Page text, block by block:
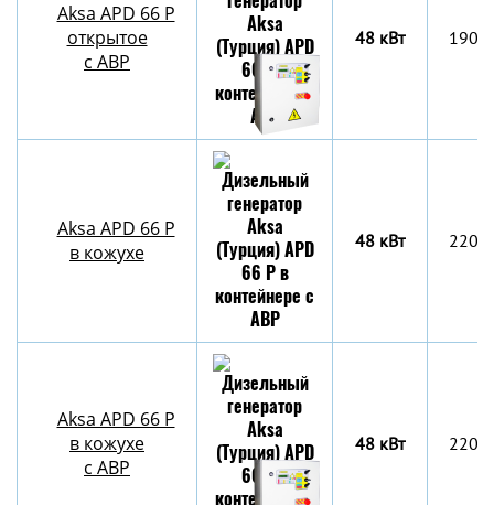
Aksa APD 66 P
открытое
с АВР
48 кВт
Aksa APD 66 P
в кожухе
48 кВт
Aksa APD 66 P
в кожухе
с АВР
48 кВт